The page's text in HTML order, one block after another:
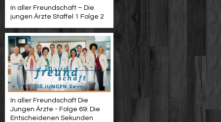
In aller Freundschaft – Die
jungen Ärzte Staffel 1 Folge 2
In aller Freundschaft Die
Jungen Ärzte - Folge 69: Die
Entscheidenen Sekunden